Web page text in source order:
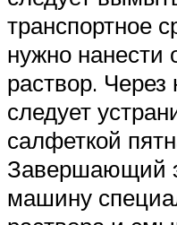
транспортное
нужно
раствор. Через
следует
салфеткой
Завершающий
машину